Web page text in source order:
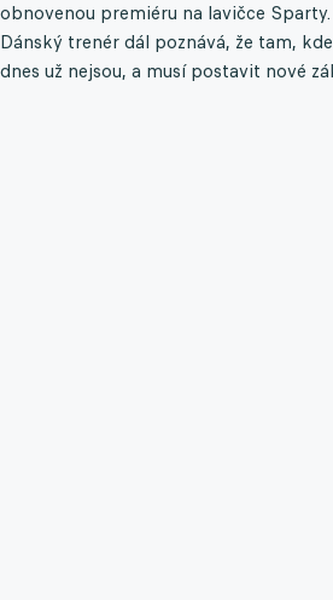
obnovenou premiéru na lavičce
Dánský trenér dál poznává, že tam,
dnes už nejsou, a musí postavit nové